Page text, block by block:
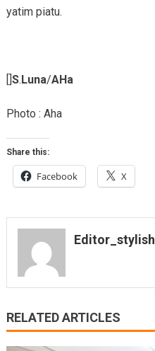
yatim piatu.
S. Luna/AHa
Photo : Aha
Share this:
Facebook X
Editor_stylish
RELATED ARTICLES